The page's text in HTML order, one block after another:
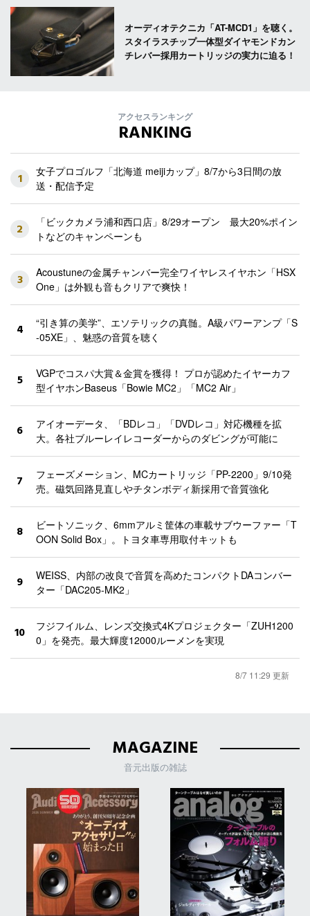
オーディオテクニカ「AT-MCD1」を聴く。
スタイラスチップ一体型ダイヤモンドカン
チレバー採用カートリッジの実力に迫る！
アクセスランキング
RANKING
1
女子プロゴルフ「北海道 meijiカップ」8/7から3日間の放
送・配信予定
2
「ビックカメラ浦和西口店」8/29オープン 最大20%ポイン
トなどのキャンペーンも
3
Acoustuneの金属チャンバー完全ワイヤレスイヤホン「HSX
One」は外観も音もクリアで爽快！
4
“引き算の美学”、エソテリックの真髄。A級パワーアンプ「S
-05XE」、魅惑の音質を聴く
5
VGPでコスパ大賞＆金賞を獲得！ プロが認めたイヤーカフ
型イヤホンBaseus「Bowie MC2」「MC2 Air」
6
アイオーデータ、「BDレコ」「DVDレコ」対応機種を拡
大。各社ブルーレイレコーダーからのダビングが可能に
7
フェーズメーション、MCカートリッジ「PP-2200」9/10発
売。磁気回路見直しやチタンボディ新採用で音質強化
8
ビートソニック、6mmアルミ筐体の車載サブウーファー「T
OON Solid Box」。トヨタ車専用取付キットも
9
WEISS、内部の改良で音質を高めたコンパクトDAコンバー
ター「DAC205-MK2」
10
フジフイルム、レンズ交換式4Kプロジェクター「ZUH1200
0」を発売。最大輝度12000ルーメンを実現
8/7 11:29 更新
MAGAZINE
音元出版の雑誌